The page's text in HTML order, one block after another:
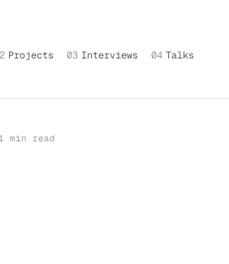
Projects 03 Interviews 04 Talks
min read